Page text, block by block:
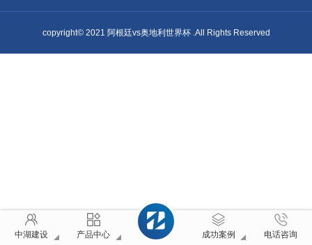
copyright© 2021 阿根廷vs奥地利世界杯 .All Rights Reserved
中湖建设 产品中心 成功案例 电话咨询